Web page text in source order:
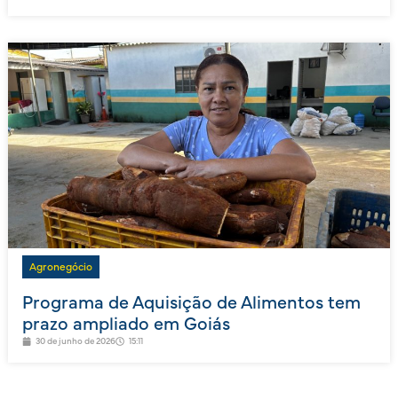
Agronegócio
Programa de Aquisição de Alimentos tem
prazo ampliado em Goiás
30 de junho de 2026 15:11